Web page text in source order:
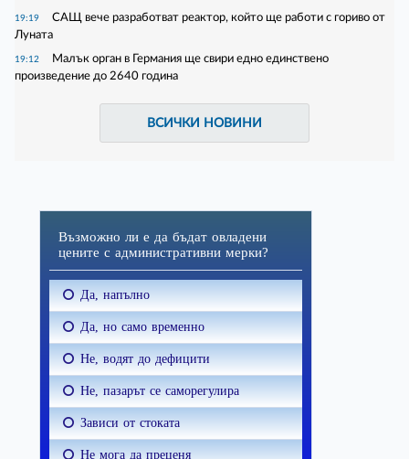
19:19
САЩ вече разработват реактор, който ще работи с гориво от
Луната
19:12
Малък орган в Германия ще свири едно единствено
произведение до 2640 година
ВСИЧКИ НОВИНИ